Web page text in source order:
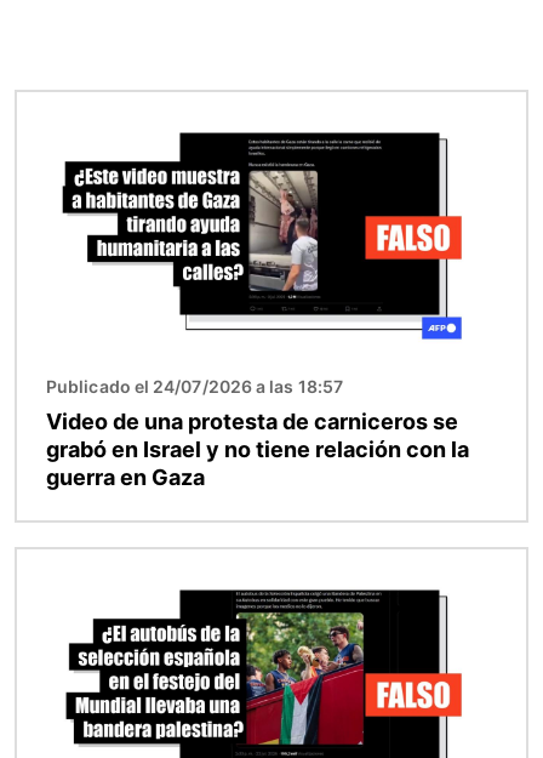
Publicado el 24/07/2026 a las 18:57
Video de una protesta de carniceros se
grabó en Israel y no tiene relación con la
guerra en Gaza